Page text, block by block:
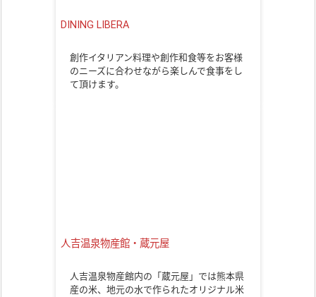
DINING LIBERA
創作イタリアン料理や創作和食等をお客様
のニーズに合わせながら楽しんで食事をし
て頂けます。
人吉温泉物産館・蔵元屋
人吉温泉物産館内の「蔵元屋」では熊本県
産の米、地元の水で作られたオリジナル米